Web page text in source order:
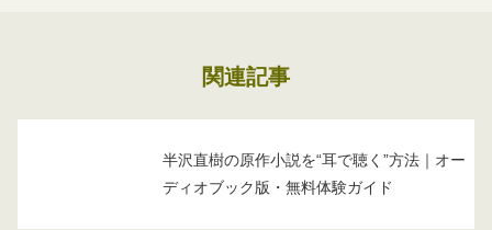
関連記事
半沢直樹の原作小説を“耳で聴く”方法｜オー
ディオブック版・無料体験ガイド